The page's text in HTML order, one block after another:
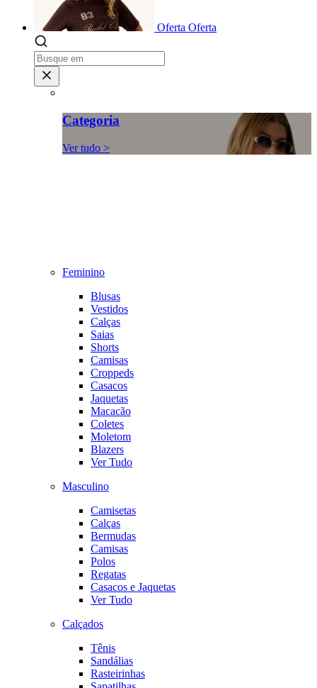
Oferta Oferta
Categoria
Ver tudo >
Feminino
Blusas
Vestidos
Calças
Saias
Shorts
Camisas
Croppeds
Casacos
Jaquetas
Macacão
Coletes
Moletom
Blazers
Ver Tudo
Masculino
Camisetas
Calças
Bermudas
Camisas
Polos
Regatas
Casacos e Jaquetas
Ver Tudo
Calçados
Tênis
Sandálias
Rasteirinhas